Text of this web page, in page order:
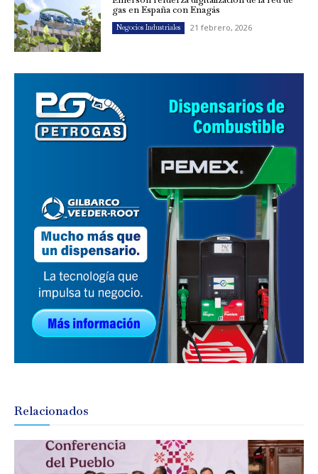
gas en España con Enagás
Negocios Industriales 21 febrero, 2026
Relacionados